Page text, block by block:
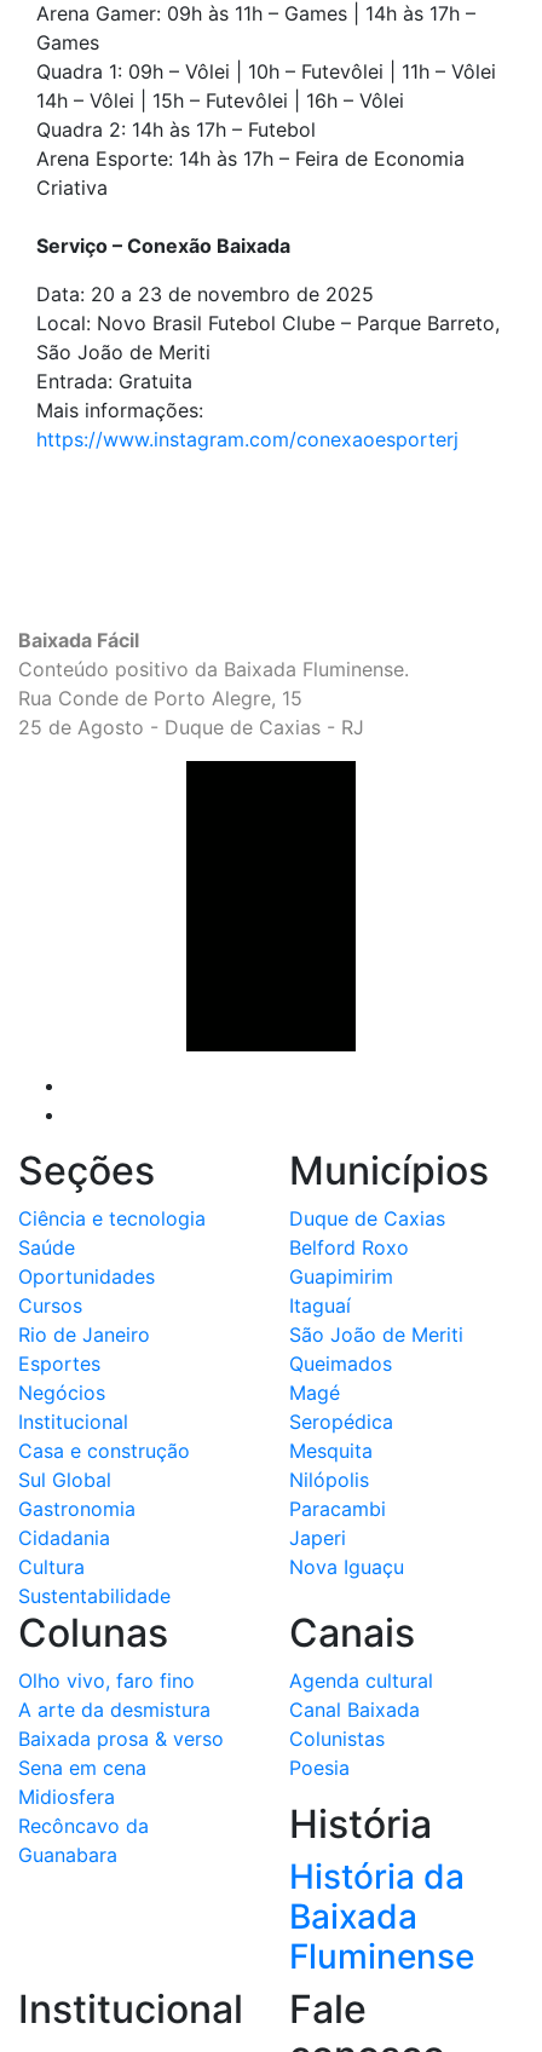
Arena Gamer: 09h às 11h – Games | 14h às 17h –
Games
Quadra 1: 09h – Vôlei | 10h – Futevôlei | 11h – Vôlei
14h – Vôlei | 15h – Futevôlei | 16h – Vôlei
Quadra 2: 14h às 17h – Futebol
Arena Esporte: 14h às 17h – Feira de Economia
Criativa
Serviço – Conexão Baixada
Data: 20 a 23 de novembro de 2025
Local: Novo Brasil Futebol Clube – Parque Barreto,
São João de Meriti
Entrada: Gratuita
Mais informações:
https://www.instagram.com/conexaoesporterj
Baixada Fácil
Conteúdo positivo da Baixada Fluminense.
Rua Conde de Porto Alegre, 15
25 de Agosto - Duque de Caxias - RJ
Seções
Ciência e tecnologia
Saúde
Oportunidades
Cursos
Rio de Janeiro
Esportes
Negócios
Institucional
Casa e construção
Sul Global
Gastronomia
Cidadania
Cultura
Sustentabilidade
Municípios
Duque de Caxias
Belford Roxo
Guapimirim
Itaguaí
São João de Meriti
Queimados
Magé
Seropédica
Mesquita
Nilópolis
Paracambi
Japeri
Nova Iguaçu
Colunas
Olho vivo, faro fino
A arte da desmistura
Baixada prosa & verso
Sena em cena
Midiosfera
Recôncavo da
Guanabara
Canais
Agenda cultural
Canal Baixada
Colunistas
Poesia
História
História da
Baixada
Fluminense
Institucional
Fale